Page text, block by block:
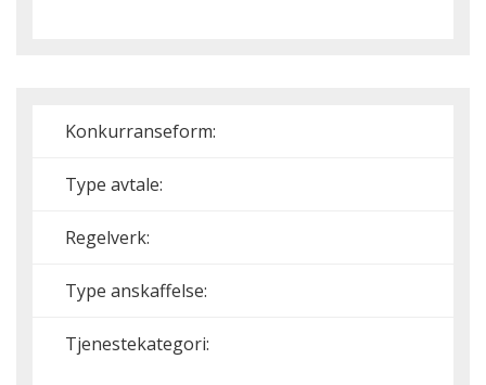
Konkurranseform:
Type avtale:
Regelverk:
Type anskaffelse:
Tjenestekategori: